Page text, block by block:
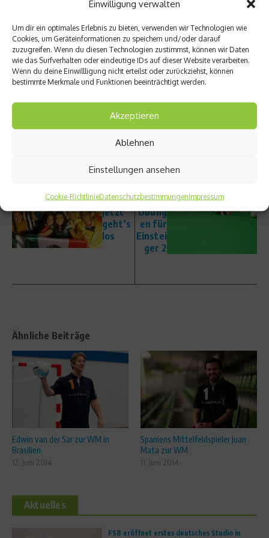
Einwilligung verwalten
Um dir ein optimales Erlebnis zu bieten, verwenden wir Technologien wie
Cookies, um Geräteinformationen zu speichern und/oder darauf
zuzugreifen. Wenn du diesen Technologien zustimmst, können wir Daten
wie das Surfverhalten oder eindeutige IDs auf dieser Website verarbeiten.
Wenn du deine Einwillligung nicht erteilst oder zurückziehst, können
bestimmte Merkmale und Funktionen beeinträchtigt werden.
Akzeptieren
Ablehnen
Einstellungen ansehen
Cookie-RichtlinieDatenschutzbestimmungenImpressum
Mannschaft hervorragend spielen wird. Ich wünsche mir
Quelle: DOSB Presse
Beitrag teilen
Road
to Rio:
en –
jetzt
geht’s
los
Nächster Beitrag
Snook
er-
g –
Übung
en für
Einstei
ger 2
Ähnliche Beiträge
Edwin van der Sar zur WM in
Brasilien
12. Juni 2014
Spaniens Mittelfeldspieler Juan
Mata zur WM
11. Juni 2014
Aktuelles
FS8 eröffnet erstes deutsches Studio in